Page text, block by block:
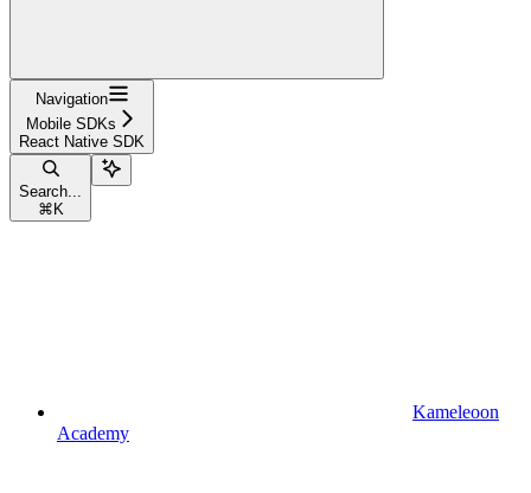
Navigation
Mobile SDKs
React Native SDK
Search...
⌘ K
Kameleoon
Academy